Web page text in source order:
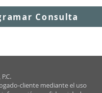
Consulta
cliente mediante el uso